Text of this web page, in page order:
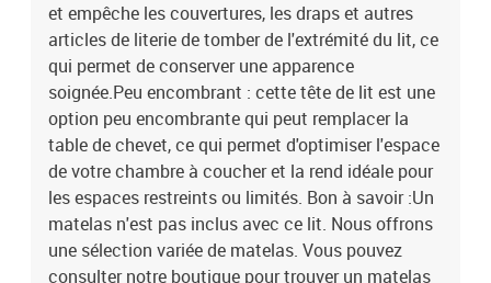
et empêche les couvertures, les draps et autres
articles de literie de tomber de l'extrémité du lit, ce
qui permet de conserver une apparence
soignée.Peu encombrant : cette tête de lit est une
option peu encombrante qui peut remplacer la
table de chevet, ce qui permet d'optimiser l'espace
de votre chambre à coucher et la rend idéale pour
les espaces restreints ou limités. Bon à savoir :Un
matelas n'est pas inclus avec ce lit. Nous offrons
une sélection variée de matelas. Vous pouvez
consulter notre boutique pour trouver un matelas